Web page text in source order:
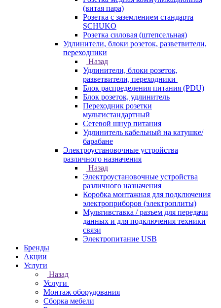
(витая пара)
Розетка с заземлением стандарта
SCHUKO
Розетка силовая (штепсельная)
Удлинители, блоки розеток, разветвители,
переходники
Назад
Удлинители, блоки розеток,
разветвители, переходники
Блок распределения питания (PDU)
Блок розеток, удлинитель
Переходник розетки
мультистандартный
Сетевой шнур питания
Удлинитель кабельный на катушке/
барабане
Электроустановочные устройства
различного назначения
Назад
Электроустановочные устройства
различного назначения
Коробка монтажная для подключения
электроприборов (электроплиты)
Мультивставка / разъем для передачи
данных и для подключения техники
связи
Электропитание USB
Бренды
Акции
Услуги
Назад
Услуги
Монтаж оборудования
Сборка мебели